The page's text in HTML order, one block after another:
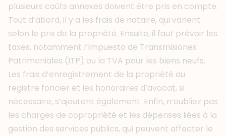
plusieurs coûts annexes doivent être pris en compte.
Tout d’abord, il y a les frais de notaire, qui varient
selon le prix de la propriété. Ensuite, il faut prévoir les
taxes, notamment l’Impuesto de Transmisiones
Patrimoniales (ITP) ou la TVA pour les biens neufs.
Les frais d’enregistrement de la propriété au
registre foncier et les honoraires d’avocat, si
nécessaire, s’ajoutent également. Enfin, n’oubliez pas
les charges de copropriété et les dépenses liées à la
gestion des services publics, qui peuvent affecter le